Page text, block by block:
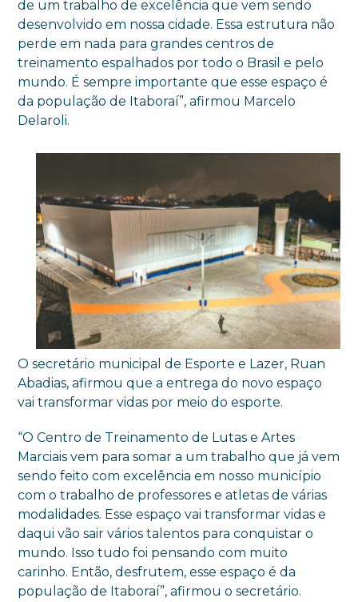
de um trabalho de excelência que vem sendo
desenvolvido em nossa cidade. Essa estrutura não
perde em nada para grandes centros de
treinamento espalhados por todo o Brasil e pelo
mundo. É sempre importante que esse espaço é
da população de Itaboraí”, afirmou Marcelo
Delaroli.
O secretário municipal de Esporte e Lazer, Ruan
Abadias, afirmou que a entrega do novo espaço
vai transformar vidas por meio do esporte.
“O Centro de Treinamento de Lutas e Artes
Marciais vem para somar a um trabalho que já vem
sendo feito com excelência em nosso município
com o trabalho de professores e atletas de várias
modalidades. Esse espaço vai transformar vidas e
daqui vão sair vários talentos para conquistar o
mundo. Isso tudo foi pensando com muito
carinho. Então, desfrutem, esse espaço é da
população de Itaboraí”, afirmou o secretário.